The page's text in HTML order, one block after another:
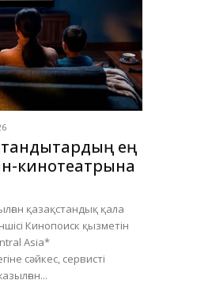
ең
кинотеатрына
қазақстандық қала
Кинопоиск қызметін
Asia*
сәйкес, сервисті